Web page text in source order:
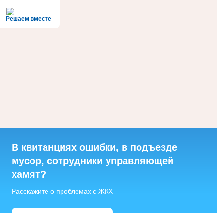
Решаем вместе
В квитанциях ошибки, в подъезде
мусор, сотрудники управляющей
хамят?
Расскажите о проблемах с ЖКХ